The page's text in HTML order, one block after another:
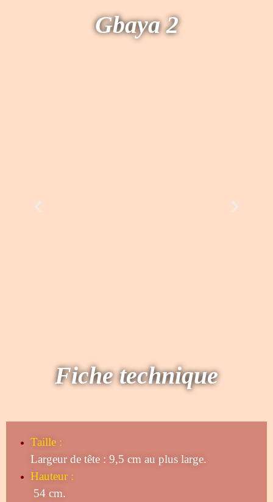
Gbaya 2
Fiche technique
Taille :
Largeur de tête : 9,5 cm au plus large.
Hauteur :
54 cm.